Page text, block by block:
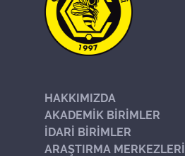
HAKKIMIZDA
AKADEMİK BİRİMLER
İDARİ BİRİMLER
ARAŞTIRMA MERKEZLERİ